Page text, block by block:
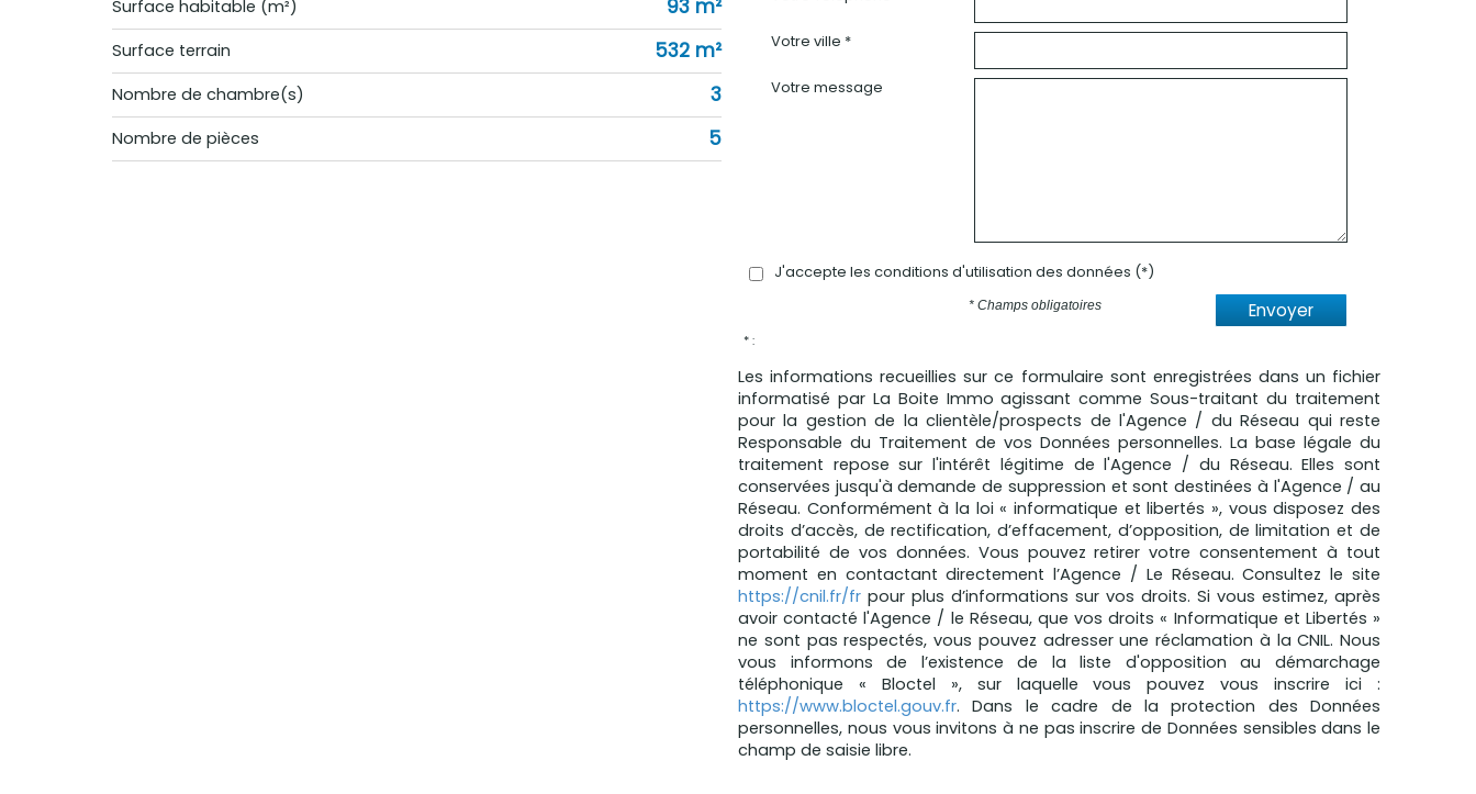
Surface habitable (m²) 93 m²
surface terrain 532 m²
Nombre de chambre(s) 3
Nombre de pièces 5
Votre ville *
Votre message
J'accepte les conditions d'utilisation des données (*)
Envoyer
* Champs obligatoires
* :
Les informations recueillies sur ce formulaire sont enregistrées dans un fichier
informatisé par La Boite Immo agissant comme Sous-traitant du traitement
pour la gestion de la clientèle/prospects de l'Agence / du Réseau qui reste
Responsable du Traitement de vos Données personnelles. La base légale du
traitement repose sur l'intérêt légitime de l'Agence / du Réseau. Elles sont
conservées jusqu'à demande de suppression et sont destinées à l'Agence / au
Réseau. Conformément à la loi « informatique et libertés », vous disposez des
droits d’accès, de rectification, d’effacement, d’opposition, de limitation et de
portabilité de vos données. Vous pouvez retirer votre consentement à tout
moment en contactant directement l’Agence / Le Réseau. Consultez le site
https://cnil.fr/fr pour plus d’informations sur vos droits. Si vous estimez, après
avoir contacté l'Agence / le Réseau, que vos droits « Informatique et Libertés »
ne sont pas respectés, vous pouvez adresser une réclamation à la CNIL. Nous
vous informons de l’existence de la liste d'opposition au démarchage
téléphonique « Bloctel », sur laquelle vous pouvez vous inscrire ici :
https://www.bloctel.gouv.fr. Dans le cadre de la protection des Données
personnelles, nous vous invitons à ne pas inscrire de Données sensibles dans le
champ de saisie libre.